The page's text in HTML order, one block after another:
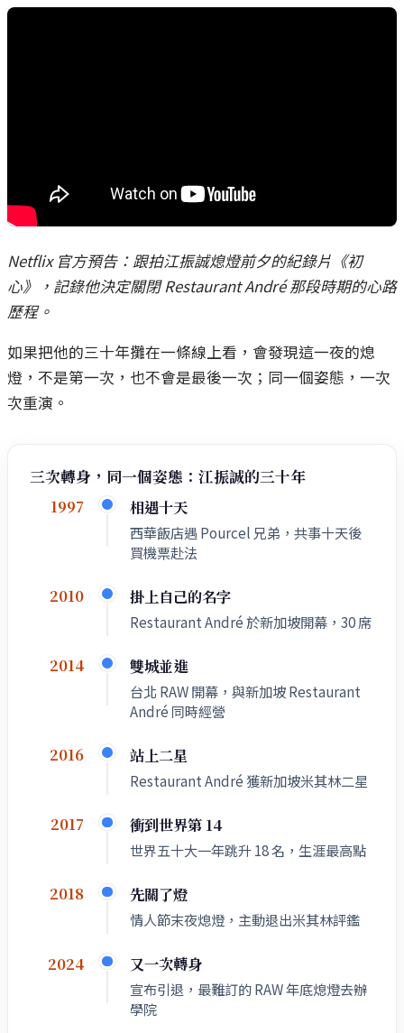
Netflix 官方預告：跟拍江振誠熄燈前夕的紀錄片《初
心》，記錄他決定關閉 Restaurant André 那段時期的心路
歷程。
如果把他的三十年攤在一條線上看，會發現這一夜的熄
燈，不是第一次，也不會是最後一次；同一個姿態，一次
次重演。
三次轉身，同一個姿態：江振誠的三十年
1997 相遇十天
西華飯店遇 Pourcel 兄弟，共事十天後
買機票赴法
2010 掛上自己的名字
Restaurant André 於新加坡開幕，30 席
2014 雙城並進
台北 RAW 開幕，與新加坡 Restaurant
André 同時經營
2016 站上二星
Restaurant André 獲新加坡米其林二星
2017 衝到世界第 14
世界五十大一年跳升 18 名，生涯最高點
2018 先關了燈
情人節末夜熄燈，主動退出米其林評鑑
2024 又一次轉身
宣布引退，最難訂的 RAW 年底熄燈去辦
學院